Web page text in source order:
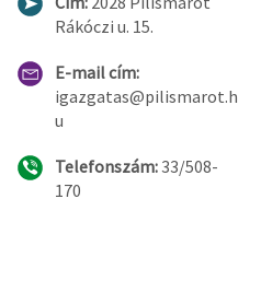
Rákóczi u. 15.
E-mail cím:
igazgatas@pilismarot.h
u
Telefonszám:33/508-
170